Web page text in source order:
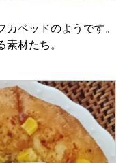
ベッドのようです。
材たち。